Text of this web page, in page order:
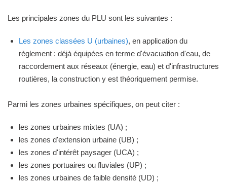
Les principales zones du PLU sont les suivantes :
Les zones classées U (urbaines), en application du
règlement : déjà équipées en terme d'évacuation d'eau, de
raccordement aux réseaux (énergie, eau) et d'infrastructures
routières, la construction y est théoriquement permise.
Parmi les zones urbaines spécifiques, on peut citer :
les zones urbaines mixtes (UA) ;
les zones d'extension urbaine (UB) ;
les zones d'intérêt paysager (UCA) ;
les zones portuaires ou fluviales (UP) ;
les zones urbaines de faible densité (UD) ;